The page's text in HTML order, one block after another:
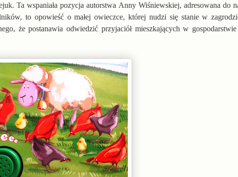
Ta wspaniała pozycja autorstwa Anny Wiśniewskiej, adresowana do
to opowieść o małej owieczce, której nudzi się stanie w
że postanawia odwiedzić przyjaciół mieszkających w